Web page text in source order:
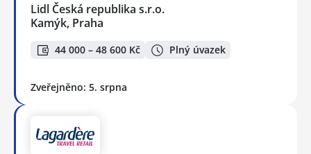
Lidl Česká republika s.r.o.
Kamýk, Praha
44 000 – 48 600 Kč Plný úvazek
Zveřejněno: 5. srpna